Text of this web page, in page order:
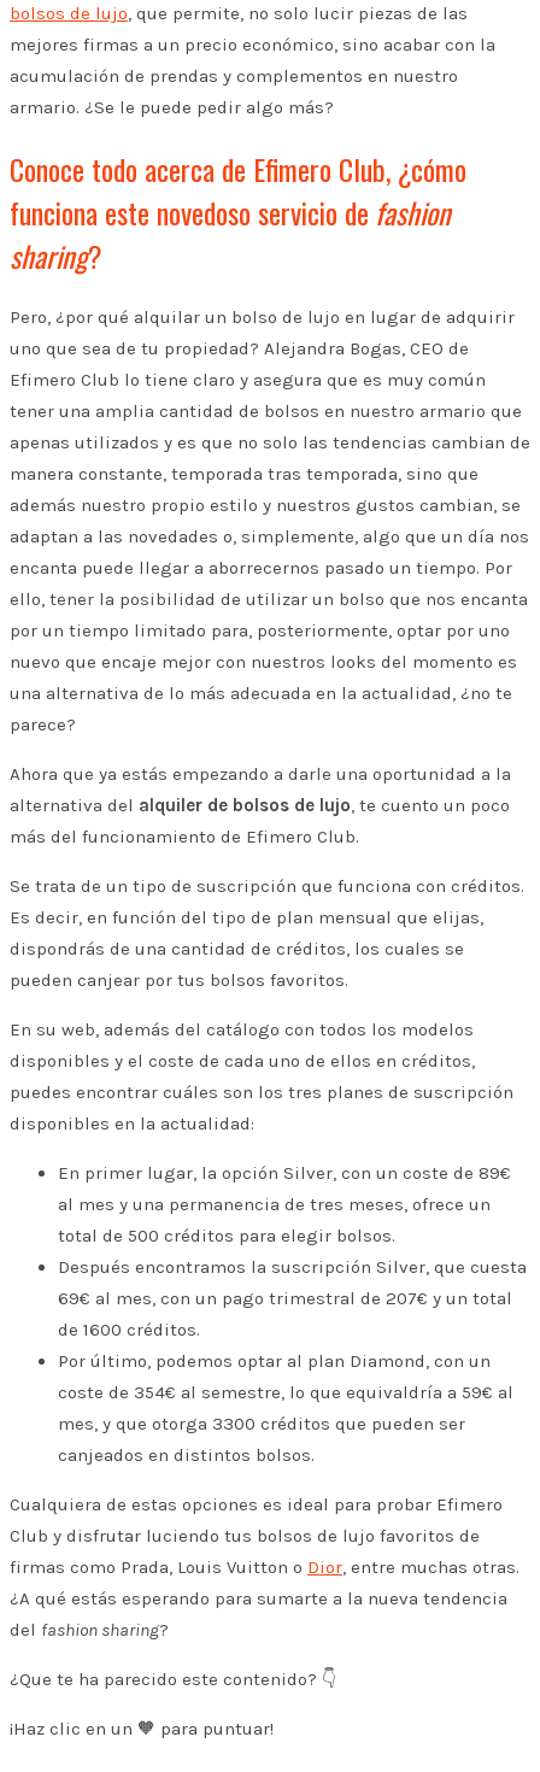
bolsos de lujo, que permite, no solo lucir piezas de las
mejores firmas a un precio económico, sino acabar con la
acumulación de prendas y complementos en nuestro
armario. ¿Se le puede pedir algo más?
Conoce todo acerca de Efimero Club, ¿cómo
funciona este novedoso servicio de fashion
sharing?
Pero, ¿por qué alquilar un bolso de lujo en lugar de adquirir
uno que sea de tu propiedad? Alejandra Bogas, CEO de
Efimero Club lo tiene claro y asegura que es muy común
tener una amplia cantidad de bolsos en nuestro armario que
apenas utilizados y es que no solo las tendencias cambian de
manera constante, temporada tras temporada, sino que
además nuestro propio estilo y nuestros gustos cambian, se
adaptan a las novedades o, simplemente, algo que un día nos
encanta puede llegar a aborrecernos pasado un tiempo. Por
ello, tener la posibilidad de utilizar un bolso que nos encanta
por un tiempo limitado para, posteriormente, optar por uno
nuevo que encaje mejor con nuestros looks del momento es
una alternativa de lo más adecuada en la actualidad, ¿no te
parece?
Ahora que ya estás empezando a darle una oportunidad a la
alternativa del alquiler de bolsos de lujo, te cuento un poco
más del funcionamiento de Efimero Club.
Se trata de un tipo de suscripción que funciona con créditos.
Es decir, en función del tipo de plan mensual que elijas,
dispondrás de una cantidad de créditos, los cuales se
pueden canjear por tus bolsos favoritos.
En su web, además del catálogo con todos los modelos
disponibles y el coste de cada uno de ellos en créditos,
puedes encontrar cuáles son los tres planes de suscripción
disponibles en la actualidad:
En primer lugar, la opción Silver, con un coste de 89€
al mes y una permanencia de tres meses, ofrece un
total de 500 créditos para elegir bolsos.
Después encontramos la suscripción Silver, que cuesta
69€ al mes, con un pago trimestral de 207€ y un total
de 1600 créditos.
Por último, podemos optar al plan Diamond, con un
coste de 354€ al semestre, lo que equivaldría a 59€ al
mes, y que otorga 3300 créditos que pueden ser
canjeados en distintos bolsos.
Cualquiera de estas opciones es ideal para probar Efimero
Club y disfrutar luciendo tus bolsos de lujo favoritos de
firmas como Prada, Louis Vuitton o Dior, entre muchas otras.
¿A qué estás esperando para sumarte a la nueva tendencia
del fashion sharing?
¿Que te ha parecido este contenido? 👇
¡Haz clic en un 🧡 para puntuar!